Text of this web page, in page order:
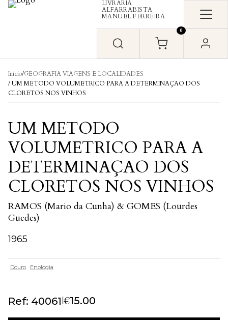
Skip to content
LIVRARIA
ALFARRABISTA
MANUEL FERREIRA
0
Início/GEOGRAFIA VIAGENS E LOCALIDADES
/ UM METODO VOLUMETRICO PARA A DETERMINAÇAO DOS
CLORETOS NOS VINHOS
UM METODO
VOLUMETRICO PARA A
DETERMINAÇAO DOS
CLORETOS NOS VINHOS
RAMOS (Mario da Cunha) & GOMES (Lourdes
Guedes)
1965
Douro Enologia
Ref: 40061|€15.00